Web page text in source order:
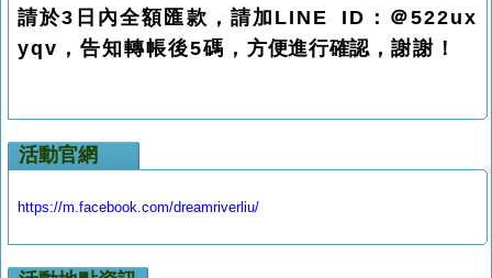
請於3日內全額匯款，請加LINE ID：＠522ux
yqv，告知轉帳後5碼， 方便進行確認， 謝謝！
活動官網
https://m.facebook.com/dreamriverliu/